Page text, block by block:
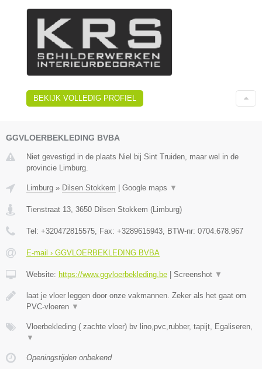
BEKIJK VOLLEDIG PROFIEL
GGVLOERBEKLEDING BVBA
Niet gevestigd in de plaats Niel bij Sint Truiden, maar wel in de
provincie Limburg.
Limburg » Dilsen Stokkem Google maps ▼
Tienstraat 13, 3650 Dilsen Stokkem (Limburg)
Tel: +320472815575, Fax: +3289615943, BTW-nr: 0704.678.967
E-mail › GGVLOERBEKLEDING BVBA
Website: https://www.ggvloerbekleding.be Screenshot ▼
laat je vloer leggen door onze vakmannen. Zeker als het gaat om
PVC-vloeren ▼
Vloerbekleding ( zachte vloer) bv lino,pvc,rubber, tapijt, Egaliseren,
▼
Openingstijden onbekend